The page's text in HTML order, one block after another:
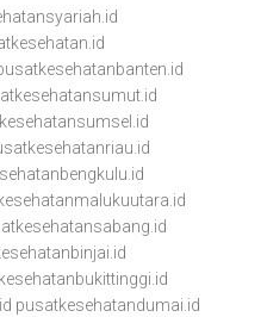
pusatkesehatandumai.id